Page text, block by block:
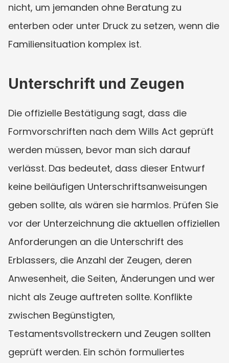
nicht, um jemanden ohne Beratung zu
enterben oder unter Druck zu setzen, wenn die
Familiensituation komplex ist.
Unterschrift und Zeugen
Die offizielle Bestätigung sagt, dass die
Formvorschriften nach dem Wills Act geprüft
werden müssen, bevor man sich darauf
verlässt. Das bedeutet, dass dieser Entwurf
keine beiläufigen Unterschriftsanweisungen
geben sollte, als wären sie harmlos. Prüfen Sie
vor der Unterzeichnung die aktuellen offiziellen
Anforderungen an die Unterschrift des
Erblassers, die Anzahl der Zeugen, deren
Anwesenheit, die Seiten, Änderungen und wer
nicht als Zeuge auftreten sollte. Konflikte
zwischen Begünstigten,
Testamentsvollstreckern und Zeugen sollten
geprüft werden. Ein schön formuliertes